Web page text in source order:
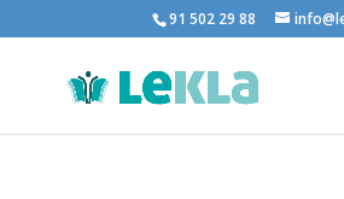
91 502 29 88